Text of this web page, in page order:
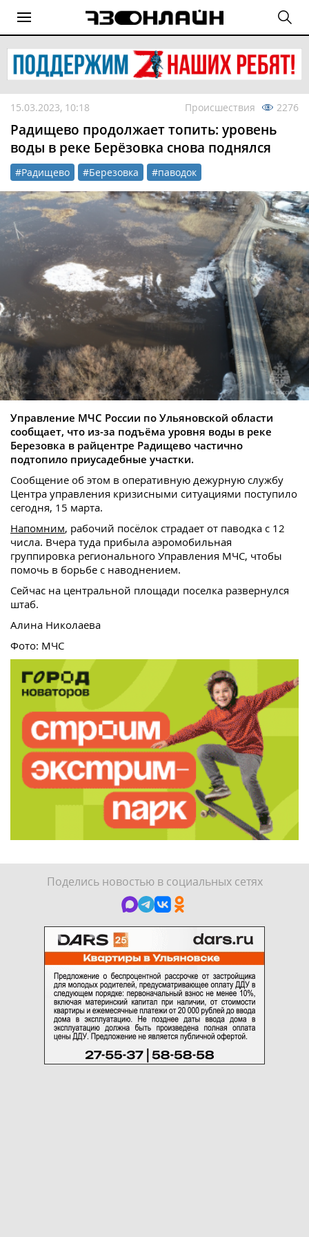
15.03.2023, 10:18 Происшествия 2276
Радищево продолжает топить: уровень
воды в реке Берёзовка снова поднялся
#Радищево #Березовка #паводок
Управление МЧС России по Ульяновской области
сообщает, что из-за подъёма уровня воды в реке
Березовка в райцентре Радищево частично
подтопило приусадебные участки.
Сообщение об этом в оперативную дежурную службу
Центра управления кризисными ситуациями поступило
сегодня, 15 марта.
Напомним, рабочий посёлок страдает от паводка с 12
числа. Вчера туда прибыла аэромобильная
группировка регионального Управления МЧС, чтобы
помочь в борьбе с наводнением.
Сейчас на центральной площади поселка развернулся
штаб.
Алина Николаева
Фото: МЧС
Поделись новостью в социальных сетях